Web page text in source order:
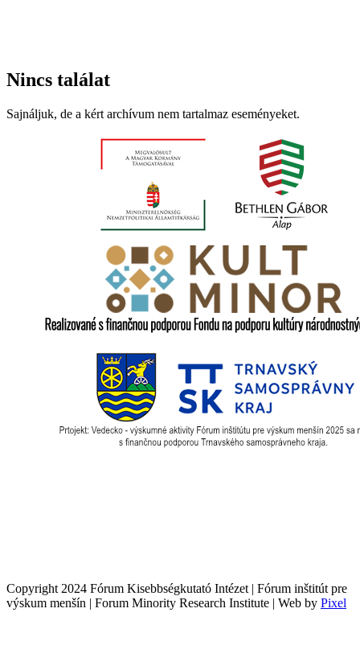
Nincs találat
Sajnáljuk, de a kért archívum nem tartalmaz eseményeket.
Copyright 2024 Fórum Kisebbségkutató Intézet | Fórum inštitút pre
výskum menšín | Forum Minority Research Institute | Web by Pixel